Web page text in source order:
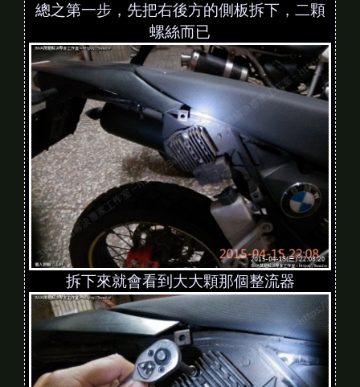
總之第一步，先把右後方的側板拆下，二顆
螺絲而已
拆下來就會看到大大顆那個整流器